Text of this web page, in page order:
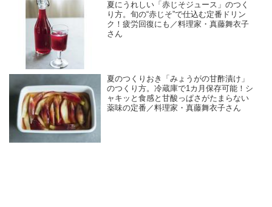
夏にうれしい「赤じそジュース」のつく
り方。旬の“赤じそ”で仕込む定番ドリン
ク！疲労回復にも／料理家・真藤舞衣子
さん
夏のつくりおき「みょうがの甘酢漬け」
のつくり方。冷蔵庫で1カ月保存可能！シ
ャキッと食感と甘酸っぱさがたまらない
薬味の定番／料理家・真藤舞衣子さん